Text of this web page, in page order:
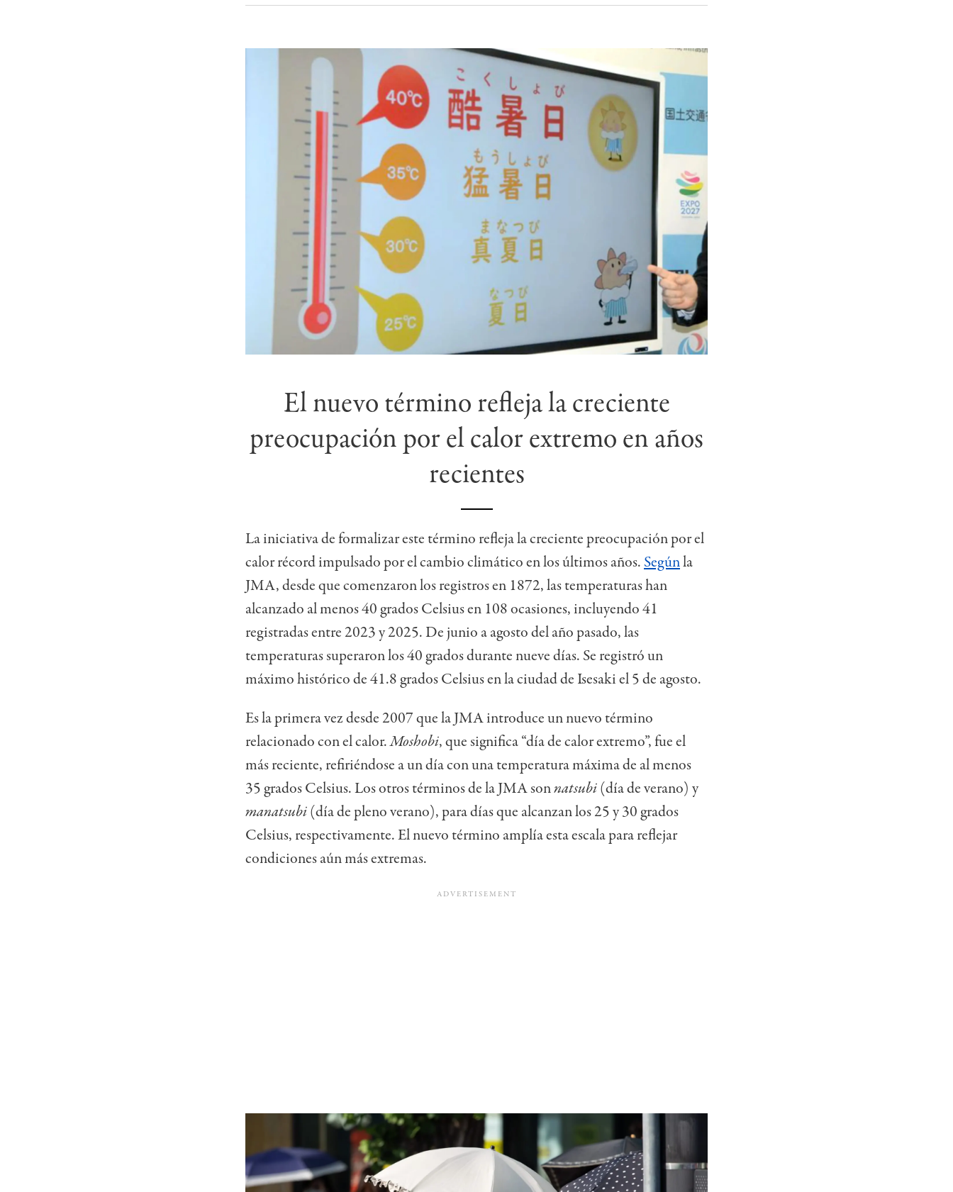
El nuevo término refleja la creciente
preocupación por el calor extremo en años
recientes
La iniciativa de formalizar este término refleja la creciente preocupación por el
calor récord impulsado por el cambio climático en los últimos años.Segúnla
JMA, desde que comenzaron los registros en 1872, las temperaturas han
alcanzado al menos 40 grados Celsius en 108 ocasiones, incluyendo 41
registradas entre 2023 y 2025. De junio a agosto del año pasado, las
temperaturas superaron los 40 grados durante nueve días. Se registró un
máximo histórico de 41.8 grados Celsius en la ciudad de Isesaki el 5 de agosto.
Es la primera vez desde 2007 que la JMA introduce un nuevo término
relacionado con el calor.Moshobi, que significa “día de calor extremo”, fue el
más reciente, refiriéndose a un día con una temperatura máxima de al menos
35 grados Celsius. Los otros términos de la JMA sonnatsubi(día de verano) y
manatsubi(día de pleno verano), para días que alcanzan los 25 y 30 grados
Celsius, respectivamente. El nuevo término amplía esta escala para reflejar
condiciones aún más extremas.